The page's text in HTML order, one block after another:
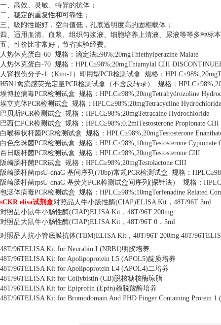
一、高效、灵敏、特异的抗体；
二、稳定的重复性和可靠性；
三、吸附性能好，空白值低，孔底透明度高的固相载体；
四、适用血清、血浆、组织匀浆液、细胞培养上清液、尿液等等多种标
五、性价比非常好，节省实验经费。
人热休克蛋白-60 规格：滴定法≥98%;20mgThiethylperazine Malate
人热休克蛋白-70 规格：HPLC≥98%;20mgThiamylal CIII
人肾损伤分子-1（Kim-1）即用型PCR检测试盒 规格：
H5N1禽流感荧光定量PCR检测试盒（不含反转录） 规格：
埃博拉病毒PCR检测试盒 规格：HPLC≥98%;20mgTetrahydrozoline
埃立克体PCR检测试盒 规格：HPLC≥98%;20mgTetracycline Hydrochloride
巴贝斯PCR检测试盒 规格：HPLC≥98%;20mgTetracaine Hydrochloride
巴西仁PCR检测试盒 规格：HPLC≥98%;0.2mlTestosterone Propionate CIII
白喉棒状杆菌PCR检测试盒 规格：HPLC≥98%;20mgTestosterone
白色念珠菌PCR检测试盒 规格：HPLC≥98%;10mgTestosterone Cypionate
百日咳杆菌PCR检测试盒 规格：HPLC≥98%;20mgTestosterone CIII
阪崎肠杆菌PCR试盒 规格：HPLC≥98%;20mgTestolactone CIII
阪崎肠杆菌rpsU-dnaG 基间序列(78bp)常规PCR检测试盒 规格：
阪崎肠杆菌rpsU-dnaG 基荧光PCR检测试盒间序列(探针法） 规格：
包涵体病毒PCR检测试盒 规格：HPLC≥98%;10mgTerfenadine Related
sCKR elisa试剂盒对照品人牛小肠性酶(CIAP)ELISA Kit，48T/96T 3ml
对照品小鼠牛小肠性酶(CIAP)ELISA Kit，48T/96T 200mg
对照品大鼠牛小肠性酶(CIAP)ELISA Kit，48T/96T 0．5ml
对照品人抗小管底膜抗体(TBM)ELISA Kit，48T/96T 200mg 48T/
48T/96TELISA Kit for Neurabin I (NRB1)明胶培养
48T/96TELISA Kit for Apolipoprotein L5 (APOL5)靛质培养
48T/96TELISA Kit for Apolipoprotein L4 (APOL4)二培养
48T/96TELISA Kit for Collybistin (CB)脱核糖核酶琼脂
48T/96TELISA Kit for Epiprofin (Epfn)赖脱羧酶培养
48T/96TELISA Kit for Bromodomain And PHD Finger Containing Protein